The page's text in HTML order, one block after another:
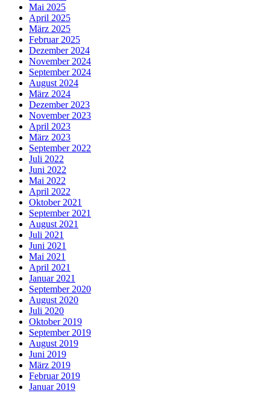
Mai 2025
April 2025
März 2025
Februar 2025
Dezember 2024
November 2024
September 2024
August 2024
März 2024
Dezember 2023
November 2023
April 2023
März 2023
September 2022
Juli 2022
Juni 2022
Mai 2022
April 2022
Oktober 2021
September 2021
August 2021
Juli 2021
Juni 2021
Mai 2021
April 2021
Januar 2021
September 2020
August 2020
Juli 2020
Oktober 2019
September 2019
August 2019
Juni 2019
März 2019
Februar 2019
Januar 2019